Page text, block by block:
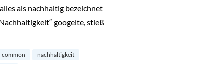
als nachhaltig bezeichnet
googelte, stieß
– ein Widerspruch?“
common
nachhaltigkeit